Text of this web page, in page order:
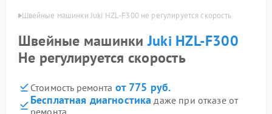
Швейные машинки Juki HZL-F300 не регулируется скорость
Швейные машинкиJuki HZL-F300
Не регулируется скорость
Стоимость ремонта от 775 руб.
Бесплатная диагностика даже при отказе от